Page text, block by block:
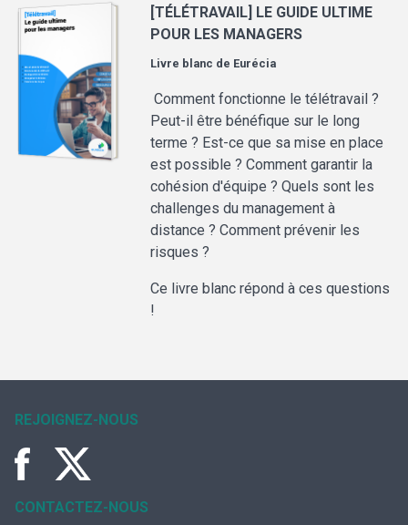
[TÉLÉTRAVAIL] LE GUIDE ULTIME
POUR LES MANAGERS
Livre blanc de Eurécia
Comment fonctionne le télétravail ?
Peut-il être bénéfique sur le long
terme ? Est-ce que sa mise en place
est possible ? Comment garantir la
cohésion d'équipe ? Quels sont les
challenges du management à
distance ? Comment prévenir les
risques ?
Ce livre blanc répond à ces questions
!
REJOIGNEZ-NOUS
CONTACTEZ-NOUS